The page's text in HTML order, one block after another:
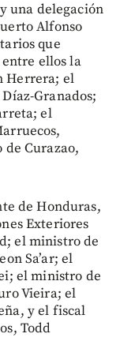
una delegación
Alfonso
que
ellos la
Herrera; el
Granados;
el
Curazao,
de Honduras,
Exteriores
el ministro de
Sa’ar; el
el ministro de
Vieira; el
y el fiscal
Todd